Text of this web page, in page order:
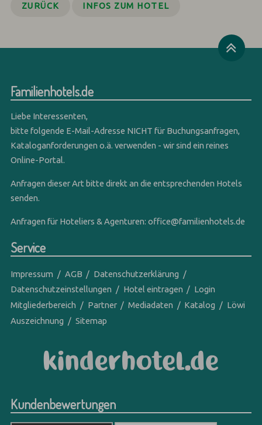
ZURÜCK INFOS ZUM HOTEL
Familienhotels.de
Liebe Interessenten,
bitte folgende E-Mail-Adresse NICHT für Buchungsanfragen,
Kataloganforderungen o.ä. verwenden - wir sind ein reines
Online-Portal.
Anfragen dieser Art bitte direkt an die entsprechenden Hotels
senden.
Anfragen für Hoteliers & Agenturen:office@familienhotels.de
Service
Impressum AGB
Datenschutzerklärung
Datenschutzeinstellungen
Hotel eintragen
Login
Mitgliederbereich
Partner Mediadaten Katalog
Löwi
Auszeichnung
Sitemap
Kundenbewertungen